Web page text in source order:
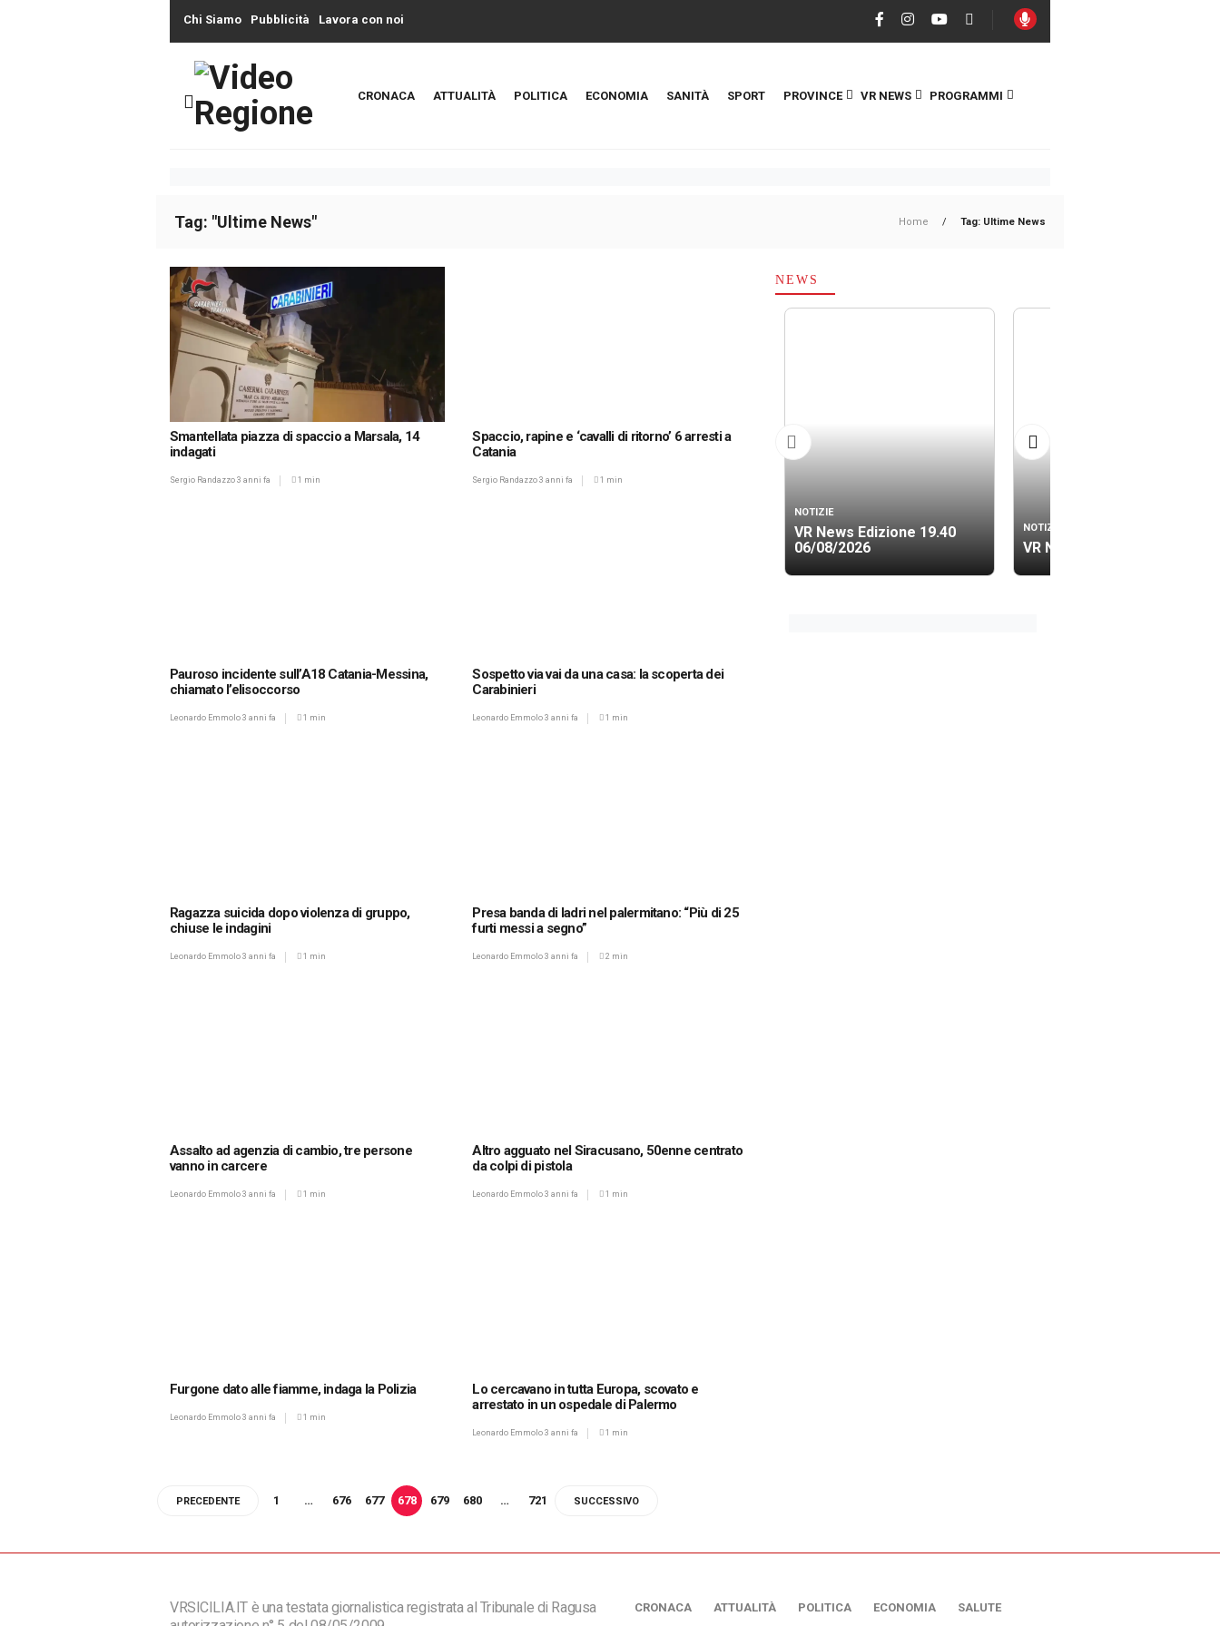
Chi Siamo Pubblicità Lavora con noi
CRONACA ATTUALITÀ POLITICA ECONOMIA SANITÀ SPORT PROVINCE VR NEWS PROGRAMMI
Tag: "Ultime News" Home / Tag: Ultime News
Smantellata piazza di spaccio a Marsala, 14
indagati
Sergio Randazzo 3 anni fa 1 min
Spaccio, rapine e ‘cavalli di ritorno’ 6 arresti a
Catania
Sergio Randazzo3 anni fa 1 min
Pauroso incidente sull’A18 Catania-Messina,
chiamato l’elisoccorso
Leonardo Emmolo 3 anni fa 1 min
Sospetto via vai da una casa: la scoperta dei
Carabinieri
Leonardo Emmolo3 anni fa 1 min
Ragazza suicida dopo violenza di gruppo,
chiuse le indagini
Leonardo Emmolo 3 anni fa 1 min
Presa banda di ladri nel palermitano: “Più di 25
furti messi a segno”
Leonardo Emmolo3 anni fa 2 min
Assalto ad agenzia di cambio, tre persone
vanno in carcere
Leonardo Emmolo 3 anni fa 1 min
Altro agguato nel Siracusano, 50enne centrato
da colpi di pistola
Leonardo Emmolo3 anni fa 1 min
Furgone dato alle fiamme, indaga la Polizia
Leonardo Emmolo 3 anni fa 1 min
Lo cercavano in tutta Europa, scovato e
arrestato in un ospedale di Palermo
Leonardo Emmolo3 anni fa 1 min
PRECEDENTE 1 … 676 677 678 679 680 … 721 SUCCESSIVO
NEWS
NOTIZIE
VR News Edizione 19.40
06/08/2026
NOTIZIE
VR News Lis 06/08/2026
VRSICILIA.IT è una testata giornalistica registrata al Tribunale di Ragusa
CRONACA ATTUALITÀ POLITICA ECONOMIA SALUTE